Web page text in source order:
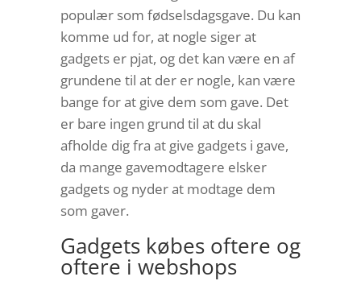
populær som fødselsdagsgave. Du kan
komme ud for, at nogle siger at
gadgets er pjat, og det kan være en af
grundene til at der er nogle, kan være
bange for at give dem som gave. Det
er bare ingen grund til at du skal
afholde dig fra at give gadgets i gave,
da mange gavemodtagere elsker
gadgets og nyder at modtage dem
som gaver.
Gadgets købes oftere og
oftere i webshops